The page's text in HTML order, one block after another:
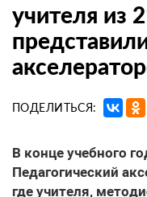
учителя из
ПОДЕЛИТЬСЯ:
В конце учебного
Педагогический
где учителя,